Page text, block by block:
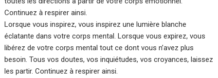
Continuez à respirer ainsi.
Lorsque vous inspirez, vous inspirez une lumière blanche
éclatante dans votre corps mental. Lorsque vous expirez, vous
libérez de votre corps mental tout ce dont vous n’avez plus
besoin. Tous vos doutes, vos inquiétudes, vos croyances, laissez
les partir. Continuez à respirer ainsi.